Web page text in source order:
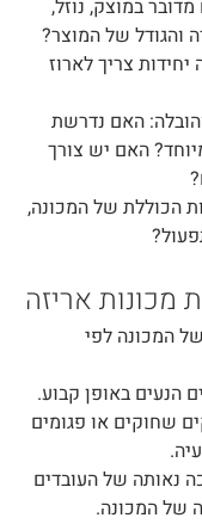
במוצק, נוזל,
והגודל של המוצר?
יחידות צריך לארוז
: האם נדרשת
האם יש צורך
הכוללת של המכונה,
מכונות אריזה
של המכונה לפי
הנעים באופן קבוע.
שחוקים או פגומים
נאותה של העובדים
של המכונה.